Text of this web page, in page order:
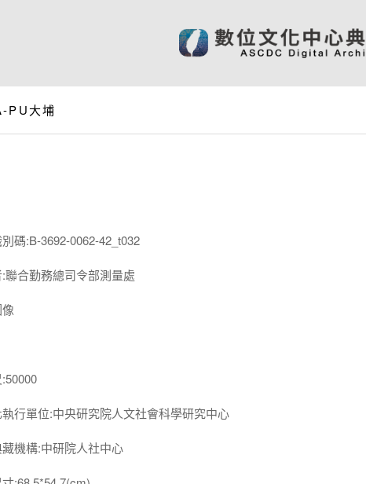
PU大埔
碼:B-3692-0062-42_t032
聯合勤務總司令部測量處
行單位:中央研究院人文社會科學研究中心
機構:中研院人社中心